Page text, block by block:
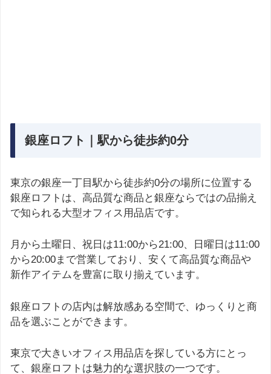
銀座ロフト｜駅から徒歩約0分
東京の銀座一丁目駅から徒歩約0分の場所に位置する
銀座ロフトは、高品質な商品と銀座ならではの品揃え
で知られる大型オフィス用品店です。
月から土曜日、祝日は11:00から21:00、日曜日は11:00
から20:00まで営業しており、安くて高品質な商品や
新作アイテムを豊富に取り揃えています。
銀座ロフトの店内は解放感ある空間で、ゆっくりと商
品を選ぶことができます。
東京で大きいオフィス用品店を探している方にとっ
て、銀座ロフトは魅力的な選択肢の一つです。